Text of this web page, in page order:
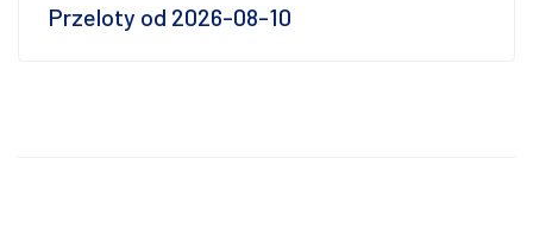
Przeloty od 2026-08-10